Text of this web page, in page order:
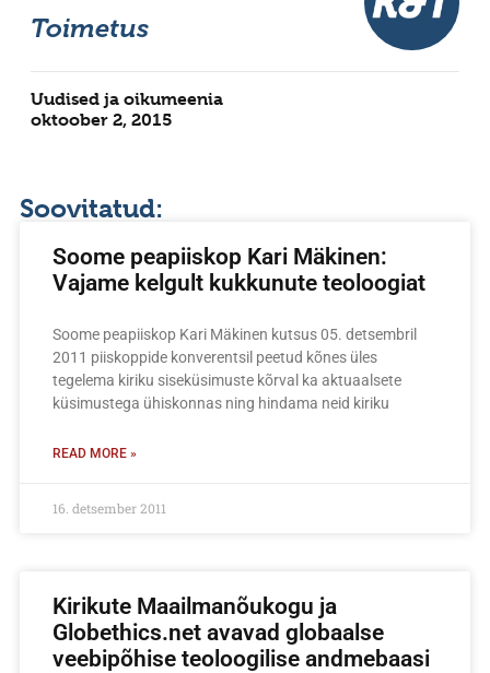
Toimetus
Uudised ja oikumeenia
oktoober 2, 2015
Soovitatud:
Soome peapiiskop Kari Mäkinen:
Vajame kelgult kukkunute teoloogiat
Soome peapiiskop Kari Mäkinen kutsus 05. detsembril
2011 piiskoppide konverentsil peetud kõnes üles
tegelema kiriku siseküsimuste kõrval ka aktuaalsete
küsimustega ühiskonnas ning hindama neid kiriku
READ MORE »
16. detsember 2011
Kirikute Maailmanõukogu ja
Globethics.net avavad globaalse
veebipõhise teoloogilise andmebaasi